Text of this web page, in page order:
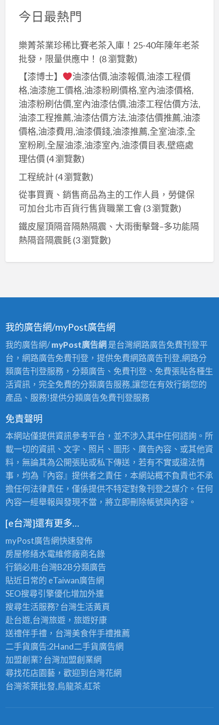
今日最熱門
樂菁茶業珍稀比賽老茶入庫！25-40年陳年老茶
批發，限量供應中！ (8 瀏覽數)
【漆博士】
油漆估價,油漆報價,油漆工程價
格,油漆施工價格,油漆粉刷價格,室內油漆價格,
油漆粉刷估價,室內油漆估價,油漆工程估價方法,
油漆工程推薦,油漆估價方法,油漆估價推薦,油漆
價格,油漆費用,油漆價錢,油漆推薦,全室油漆,全
室粉刷,全屋油漆,油漆室內,油漆價目表,壁癌處
理估價(4 瀏覽數)
工程統計(4 瀏覽數)
從事買賣、銷售商品為主的工作人員，勞健保
可加台北市百貨行售貨職業工會 (3 瀏覽數)
鐵皮屋頂隔音隔熱隔震、大雨衝擊聲–多功能隔
熱隔音隔震氈(3 瀏覽數)
我的廣告網/myPost廣告網
我的廣告網/myPost廣告網是台灣網路廣告免費刊登平
台，網路廣告免費刊登，提供免費網路廣告刊登,網路分
類廣告刊登服務，分類廣告、免費刊登、免費張貼各種生
活資訊，完全免費的分類廣告服務,讓您在有效行銷您的
產品、服務!提供分類廣告免費刊登服務
免責聲明
本網站僅提供資訊參考平台，並不涉入其中任何諮詢。所
載一切的資訊、文字、照片、圖形、廣告內容、或其他資
料，無論其為公開張貼或私下傳送，若有不實或違法情
事，均為『內容』提供者之責任，本網站概不負責也不承
擔任何法律責任，僅係提供不特定對象刊登之媒介。任何
內容一經舉報與發現不當，將立即刪除帳號與內容。
[e台灣]還有更多…
myPost廣告網快速發佈
房屋修繕水電維修廠商名錄
行銷必用:台灣B2B分類廣告
貼近日常的 eTaiwan廣告網
SEO搜尋引擎優化增加外連
搜尋生活服務? 台灣生活黃頁
赴台遊,台灣旅遊，旅遊好康
送禮伴手禮，台灣美食伴手禮推薦
二手貨廣告:2Hand二手貨廣告網
加盟創業? 台灣加盟創業網
尋找花店園藝，歡迎到台灣花網
台灣茶葉批發,烏龍茶,紅茶